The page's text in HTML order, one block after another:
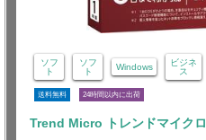
ソフ
ト
ソフ
ト
Windows
ビジネ
ス
送料無料 24時間以内に出荷
Trend Micro トレンドマイクロ